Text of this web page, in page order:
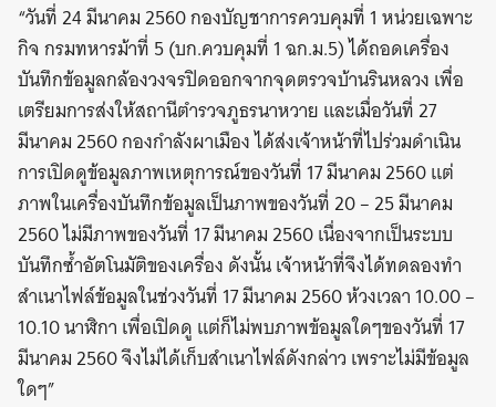
“วันที่ 24 มีนาคม 2560 กองบัญชาการควบคุมที่ 1 หน่วยเฉพาะ
กิจ กรมทหารม้าที่ 5 (บก.ควบคุมที่ 1 ฉก.ม.5) ได้ถอดเครื่อง
บันทึกข้อมูลกล้องวงจรปิดออกจากจุดตรวจบ้านรินหลวง เพื่อ
เตรียมการส่งให้สถานีตำรวจภูธรนาหวาย และเมื่อวันที่ 27
มีนาคม 2560 กองกำลังผาเมือง ได้ส่งเจ้าหน้าที่ไปร่วมดำเนิน
การเปิดดูข้อมูลภาพเหตุการณ์ของวันที่ 17 มีนาคม 2560 แต่
ภาพในเครื่องบันทึกข้อมูลเป็นภาพของวันที่ 20 – 25 มีนาคม
2560 ไม่มีภาพของวันที่ 17 มีนาคม 2560 เนื่องจากเป็นระบบ
บันทึกซ้ำอัตโนมัติของเครื่อง ดังนั้น เจ้าหน้าที่จึงได้ทดลองทำ
สำเนาไฟล์ข้อมูลในช่วงวันที่ 17 มีนาคม 2560 ห้วงเวลา 10.00 –
10.10 นาฬิกา เพื่อเปิดดู แต่ก็ไม่พบภาพข้อมูลใดๆของวันที่ 17
มีนาคม 2560 จึงไม่ได้เก็บสำเนาไฟล์ดังกล่าว เพราะไม่มีข้อมูล
ใดๆ”